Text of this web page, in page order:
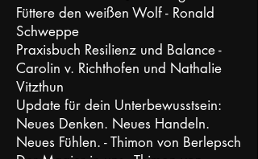
Füttere den weißen Wolf - Ronald
Schweppe
Praxisbuch Resilienz und Balance -
Carolin v. Richthofen und Nathalie
Vitzthun
Update für dein Unterbewusstsein:
Neues Denken. Neues Handeln.
Neues Fühlen. - Thimon von Berlepsch